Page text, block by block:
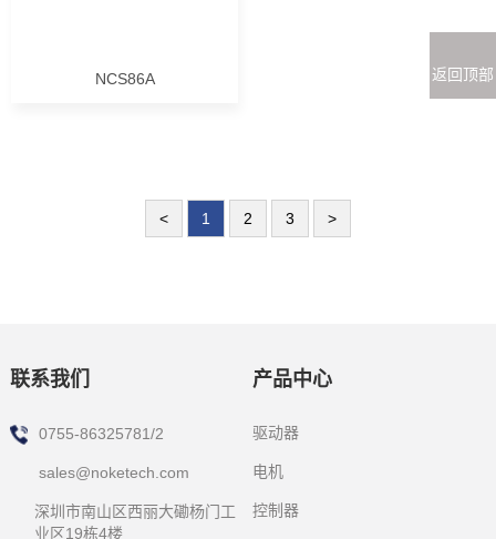
NCS86A
< 1 2 3 >
返回顶部
联系我们
0755-86325781/2
sales@noketech.com
深圳市南山区西丽大磡杨门工
业区19栋4楼
产品中心
驱动器
电机
控制器